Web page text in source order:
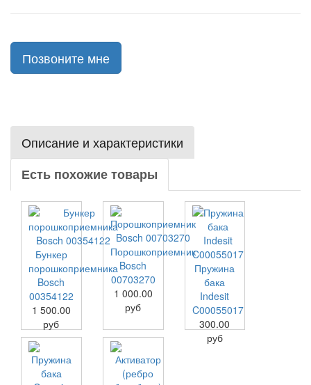
Позвоните мне
Описание и характеристики
Есть похожие товары
Бункер
порошкоприемника
Bosch
00354122
1 500.00
руб
Порошкоприемник
Bosch
00703270
1 000.00
руб
Пружина
бака
Indesit
C00055017
300.00
руб